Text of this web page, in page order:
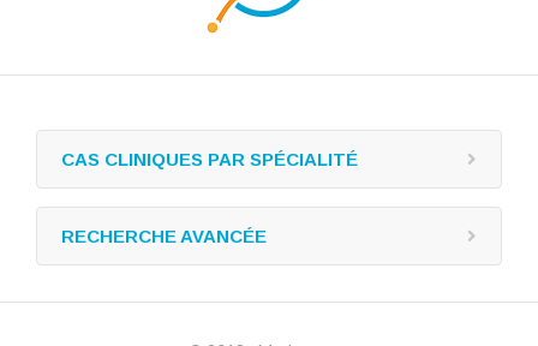
CAS CLINIQUES PAR SPÉCIALITÉ
RECHERCHE AVANCÉE